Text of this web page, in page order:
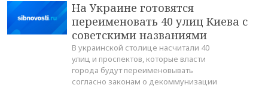
На Украине готовятся
переименовать 40 улиц Киева с
советскими названиями
В украинской столице насчитали 40
улиц и проспектов, которые власти
города будут переименовывать
согласно законам о декоммунизации